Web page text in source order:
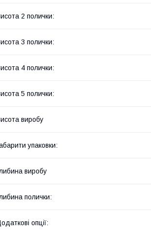
2 полички:
3 полички:
4 полички:
5 полички:
виробу
упаковки:
виробу
полички:
опції: